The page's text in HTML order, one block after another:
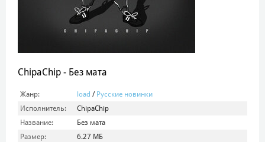
ChipaChip - Без мата
Жанр: load / Русские новинки
Исполнитель:
ChipaChip
Название:
Без мата
Размер:
6.27 МБ